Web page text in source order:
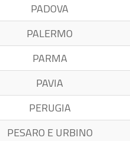
PADOVA
PALERMO
PARMA
PAVIA
PERUGIA
PESARO E URBINO